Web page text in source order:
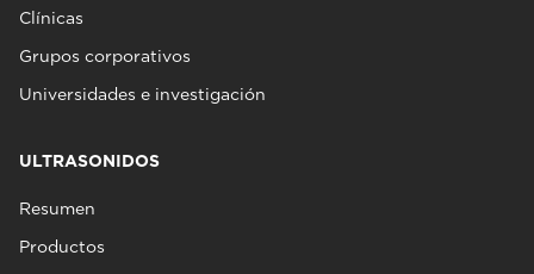
Clínicas
Grupos corporativos
Universidades e investigación
ULTRASONIDOS
Resumen
Productos